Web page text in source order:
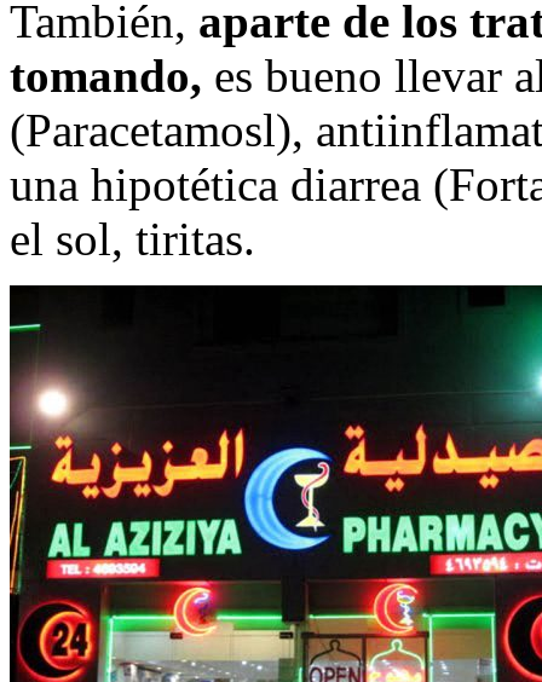
También, aparte de los
tomando, es bueno llevar
(Paracetamosl),
una hipotética diarrea
el sol, tiritas.